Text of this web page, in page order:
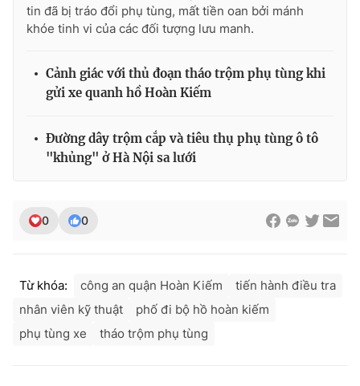
Ðiện thoại Thời báo VTV: 024.66 897 897
Email:toasoan@vtv.vn
® Cấm sao chép dưới mọi hình thức nếu không có sự chấp
thuận bằng văn bản. Ghi rõ nguồn VTV.vn khi phát hành lại
thông tin từ website này.
tin đã bị tráo đổi phụ tùng, mất tiền oan bởi mánh
khóe tinh vi của các đối tượng lưu manh.
Cảnh giác với thủ đoạn tháo trộm phụ tùng khi
gửi xe quanh hồ Hoàn Kiếm
Đường dây trộm cắp và tiêu thụ phụ tùng ô tô
"khủng" ở Hà Nội sa lưới
0 0
Từ khóa: công an quận Hoàn Kiếm
tiến hành điều tra
nhân viên kỹ thuật
phố đi bộ hồ hoàn kiếm
phụ tùng xe
tháo trộm phụ tùng